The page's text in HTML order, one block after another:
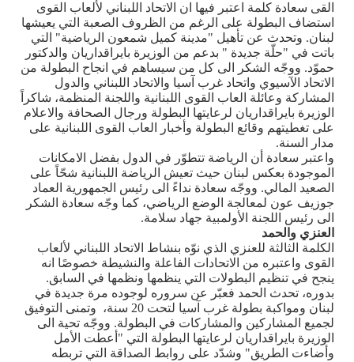
القى سعادة كلمة اعتبر فيها ان الاتحاد اللبناني لألعاب القوى
استضاف البطولة على الرغم من الظروف الصعبة التي يعيشها
لبنان. وتحدث عن تأهيل "مدينة كميل شمعون الرياضية" التي
باتت في "حلّة جديدة " بدعم من الوزيرة بايراقداريان والدكتور
حموّد. ووجّه الشكر الى كل من سيساهم في انجاح البطولة من
الاتحاد الآسيوي واتحاد غرب آسيا والاتحاد اللبناني والدول
المشاركة وعائلة العاب القوى اللبنانية واللجنة المنظمة، شاكراً
الوزيرة بايراقداريان لرعايتها البطولة ورجال الصحافة والاعلام
على تغطيتهم وقائع البطولة وأخبار العاب القوى اللبنانية على
مدار السنة.
واعتبر سعادة أن الرياضة تتطوّر في الدول بفضل الامكانات
الموجودة بعكس لبنان حيث تعيش الرياضة اللبنانية شحّاً على
الصعيد المالي. ووجّه سعادة نداءً الى رئيس الجمهورية العماد
جوزيف عون لمعالجة الوضع الرياضي، كما وجّه سعادة الشكر
الى رئيس اللجنة الأولمبية جهاد سلامة.
العنزي والحمد
الكلمة الثالثة للعنزي الذي نوّه بنشاط الاتحاد اللبناني لألعاب
القوى واعتبره من الاتحادات الفاعلة والنشيطة خصوصًا انه
ينجح في تنظيم البطولات التي ينظمها ونظمها في السابق.
بدوره، تحدث الحمد فعبّر عن سروره لوجوده مرة جديدة في
لبنان ومواكبة بطولة غرب آسيا لتحت 20 سنة، وتمنى التوفيق
لجميع المشاركين والمشاركات في البطولة. ووجّه تحية الى
الوزيرة بايراقداريان لرعايتها البطولة التي "أعطت الأمل
وأضاءت الطريق" وشدّد على روابط الصداقة التي تربطه